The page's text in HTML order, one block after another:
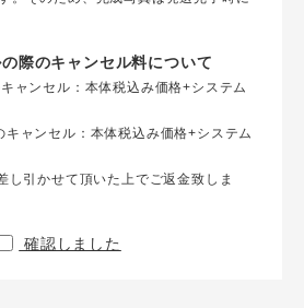
際のキャンセル料について
ャンセル：本体税込み価格+システム
ャンセル：本体税込み価格+システム
引かせて頂いた上でご返金致しま
確認しました